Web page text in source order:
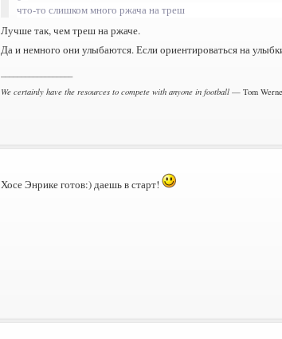
что-то слишком много ржача на треш
Лучше так, чем треш на ржаче.
Да и немного они улыбаются. Если ориентироваться на
We certainly have the resources to compete with anyone in football — Tom
Хосе Энрике готов:) даешь в старт!